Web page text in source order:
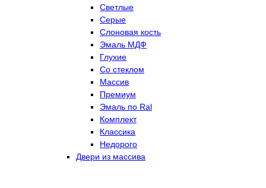
Светлые
Серые
Слоновая кость
Эмаль МДФ
Глухие
Со стеклом
Массив
Премиум
Эмаль по Ral
Комплект
Классика
Недорого
Двери из массива